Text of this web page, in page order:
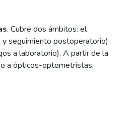
. Cubre dos ámbitos: el
y seguimiento postoperatorio)
a laboratorio). A partir de la
a ópticos-optometristas,